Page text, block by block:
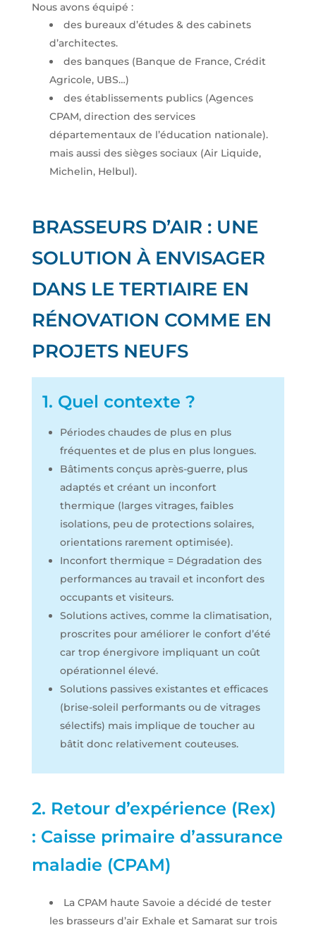
Nous avons équipé :
des bureaux d’études & des cabinets
d’architectes.
des banques (Banque de France, Crédit
Agricole, UBS…)
des établissements publics (Agences
CPAM, direction des services
départementaux de l’éducation nationale).
mais aussi des sièges sociaux (Air Liquide,
Michelin, Helbul).
BRASSEURS D’AIR : UNE
SOLUTION À ENVISAGER
DANS LE TERTIAIRE EN
RÉNOVATION COMME EN
PROJETS NEUFS
1. Quel contexte ?
Périodes chaudes de plus en plus
fréquentes et de plus en plus longues.
Bâtiments conçus après-guerre, plus
adaptés et créant un inconfort
thermique (larges vitrages, faibles
isolations, peu de protections solaires,
orientations rarement optimisée).
Inconfort thermique = Dégradation des
performances au travail et inconfort des
occupants et visiteurs.
Solutions actives, comme la climatisation,
proscrites pour améliorer le confort d’été
car trop énergivore impliquant un coût
opérationnel élevé.
Solutions passives existantes et efficaces
(brise-soleil performants ou de vitrages
sélectifs) mais implique de toucher au
bâtit donc relativement couteuses.
2. Retour d’expérience (Rex)
: Caisse primaire d’assurance
maladie (CPAM)
La CPAM haute Savoie a décidé de tester
les brasseurs d’air Exhale et Samarat sur trois